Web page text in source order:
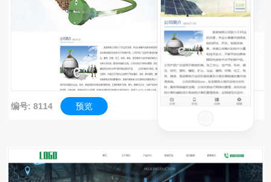
编号: 8114 预览